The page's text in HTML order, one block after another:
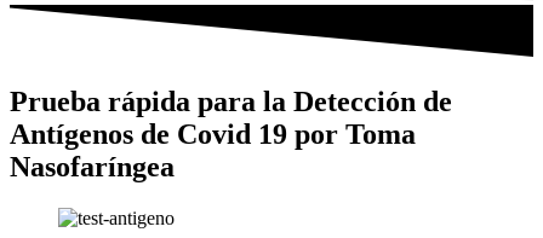
Prueba rápida para la Detección de
Antígenos de Covid 19 por Toma
Nasofaríngea